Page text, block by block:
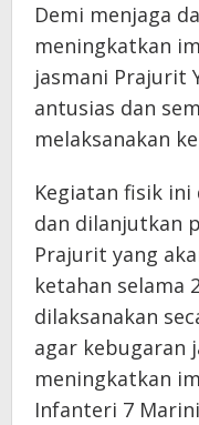
Demi menjaga
meningkatkan
jasmani Prajurit
antusias dan
melaksanakan
Kegiatan fisik
dan dilanjutkan
Prajurit yang
ketahan selama
dilaksanakan
agar kebugaran
meningkatkan
Infanteri 7